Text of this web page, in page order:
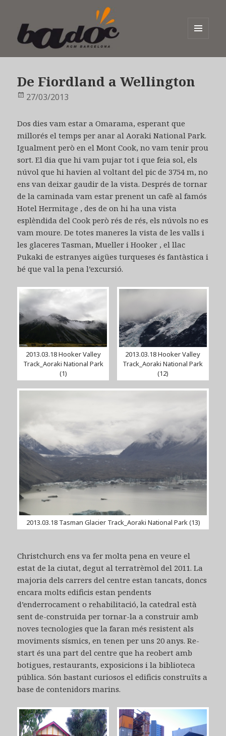
GINYS
De Fiordland a Wellington
Publicat
27/03/2013
Dos dies vam estar a Omarama, esperant que
millorés el temps per anar al Aoraki National Park.
Igualment però en el Mont Cook, no vam tenir prou
sort. El dia que hi vam pujar tot i que feia sol, els
núvol que hi havien al voltant del pic de 3754 m, no
ens van deixar gaudir de la vista. Després de tornar
de la caminada vam estar prenent un cafè al famós
Hotel Hermitage , des de on hi ha una vista
esplèndida del Cook però rés de rés, els núvols no es
vam moure. De totes maneres la vista de les valls i
les glaceres Tasman, Mueller i Hooker , el llac
Pukaki de estranyes aigües turqueses és fantàstica i
bé que val la pena l’excursió.
2013.03.18 Hooker Valley
Track_Aoraki National Park
(1)
2013.03.18 Hooker Valley
Track_Aoraki National Park
(12)
2013.03.18 Tasman Glacier Track_Aoraki National Park (13)
Christchurch ens va fer molta pena en veure el
estat de la ciutat, degut al terratrèmol del 2011. La
majoria dels carrers del centre estan tancats, doncs
encara molts edificis estan pendents
d’enderrocament o rehabilitació, la catedral està
sent de-construida per tornar-la a construir amb
noves tecnologies que la faran més resistent als
moviments sísmics, en tenen per uns 20 anys. Re-
start és una part del centre que ha reobert amb
botigues, restaurants, exposicions i la biblioteca
pública. Són bastant curiosos el edificis construïts a
base de contenidors marins.